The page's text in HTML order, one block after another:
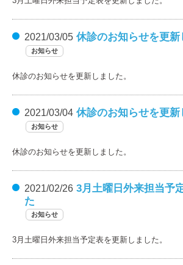
2021/03/05 休診のお知らせを更新
お知らせ
休診のお知らせを更新しました。
2021/03/04 休診のお知らせを更新
お知らせ
休診のお知らせを更新しました。
2021/02/26 3月土曜日外来担当予
た
お知らせ
3月土曜日外来担当予定表を更新しました。